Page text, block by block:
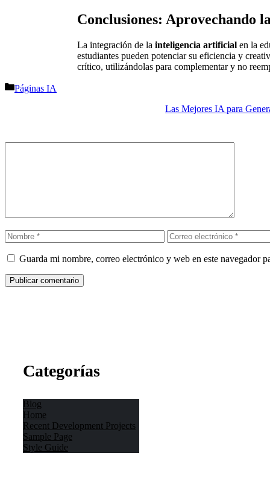
Conclusiones: Aprovechando
La integración de la inteligencia artificial en la
estudiantes pueden potenciar su eficiencia y
crítico, utilizándolas para complementar y no
Categorías
Páginas IA
Las Mejores IA para
Nombre
Correo
electrónico
Guarda mi nombre, correo electrónico y web en este navegador
Categorías
Blog
Home
Recent Development Projects
Sample Page
Style Guide